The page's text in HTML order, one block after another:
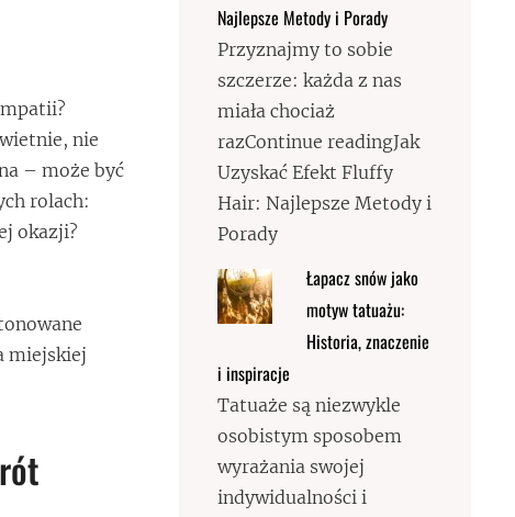
nie
– może być
rolach:
okazji?
miejskiej
Najlepsze Metody i Porady
Przyznajmy to sobie
szczerze: każda z nas
miała chociaż
razContinue readingJak
Uzyskać Efekt Fluffy
Hair: Najlepsze Metody i
Porady
Łapacz snów jako
motyw tatuażu:
Historia, znaczenie
i inspiracje
Tatuaże są niezwykle
osobistym sposobem
wyrażania swojej
indywidualności i